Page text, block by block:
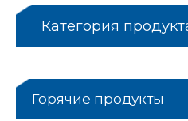
Категория
Горячие продукты